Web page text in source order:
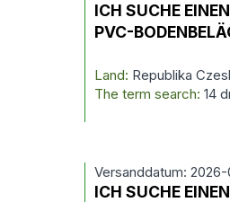
ICH SUCHE
PVC-
Land: Republika
The term search:14
Versanddatum: 2026-
ICH SUCHE